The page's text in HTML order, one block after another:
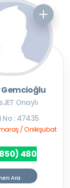
Onaylı
No : 47435
/ Onikişubat
480
Ara